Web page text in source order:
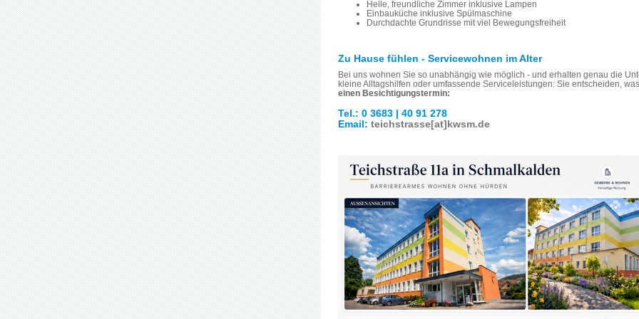
Helle, freundliche Zimmer inklusive Lampen
Einbauküche inklusive Spülmaschine
Durchdachte Grundrisse mit viel Bewegungsfreiheit
Zu Hause fühlen - Servicewohnen im Alter
Bei uns wohnen Sie so unabhängig wie möglich - und erhalten genau die
kleine Alltagshilfen oder umfassende Serviceleistungen: Sie entscheiden,
einen Besichtigungstermin:
Tel.: 0 3683 | 40 91 278
Email: teichstrasse[at]kwsm.de